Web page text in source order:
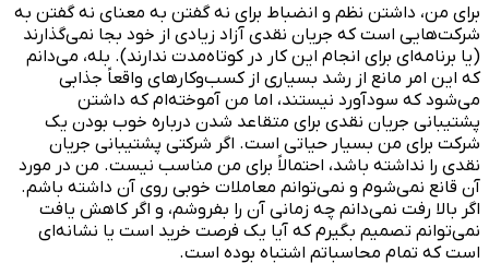
برای من، داشتن نظم و انضباط برای نه گفتن به معنای نه گفتن به
شرکت‌هایی است که جریان نقدی آزاد زیادی از خود بجا نمی‌گذارند
(یا برنامه‌ای برای انجام این کار در کوتاه‌مدت ندارند). بله، می‌دانم
که این امر مانع از رشد بسیاری از کسب‌وکارهای واقعاً جذابی
می‌شود که سودآورد نیستند، اما من آموخته‌ام که داشتن
پشتیبانی جریان نقدی برای متقاعد شدن درباره خوب بودن یک
شرکت برای من بسیار حیاتی است. اگر شرکتی پشتیبانی جریان
نقدی را نداشته باشد، احتمالاً برای من مناسب نیست. من در مورد
آن قانع نمی‌شوم و نمی‌توانم معاملات خوبی روی آن داشته باشم.
اگر بالا رفت نمی‌دانم چه زمانی آن را بفروشم، و اگر کاهش یافت
نمی‌توانم تصمیم بگیرم که آیا یک فرصت خرید است یا نشانه‌ای
است که تمام محاسباتم اشتباه بوده است.